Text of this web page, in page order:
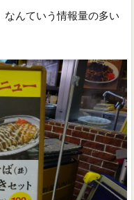
なんていう情報量の多い